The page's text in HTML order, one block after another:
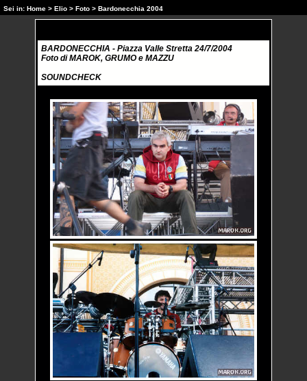
Sei in: Home > Elio > Foto > Bardonecchia 2004
BARDONECCHIA - Piazza Valle Stretta 24/7/2004
Foto di MAROK, GRUMO e MAZZU
SOUNDCHECK